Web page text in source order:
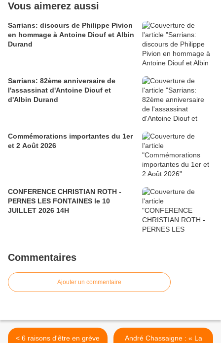
Vous aimerez aussi
Sarrians: discours de Philippe Pivion
en hommage à Antoine Diouf et Albin
Durand
Sarrians: 82ème anniversaire de
l'assassinat d'Antoine Diouf et
d'Albin Durand
Commémorations importantes du 1er
et 2 Août 2026
CONFERENCE CHRISTIAN ROTH -
PERNES LES FONTAINES le 10
JUILLET 2026 14H
Commentaires
Ajouter un commentaire
< 6 raisons d'être en grève
André Chassaigne : « La